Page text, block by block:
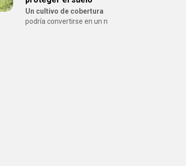
Un cultivo de cobertura
podría convertirse en un n